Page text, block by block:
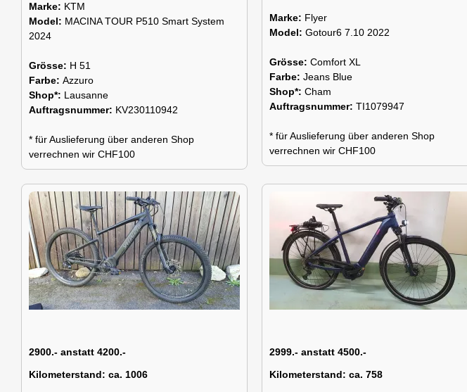
Marke: KTM
Model: MACINA TOUR P510 Smart System
2024
Grösse: H 51
Farbe: Azzuro
Shop*: Lausanne
Auftragsnummer: KV230110942
* für Auslieferung über anderen Shop
verrechnen wir CHF100
Marke: Flyer
Model: Gotour6 7.10 2022
Grösse: Comfort XL
Farbe: Jeans Blue
Shop*: Cham
Auftragsnummer: TI1079947
* für Auslieferung über anderen Shop
verrechnen wir CHF100
2900.- anstatt 4200.-
Kilometerstand: ca. 1006
2999.- anstatt 4500.-
Kilometerstand: ca. 758